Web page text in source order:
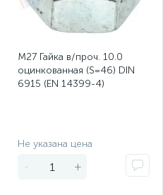
М27 Гайка в/проч. 10.0
оцинкованная (S=46) DIN
6915 (EN 14399-4)
Не указана цена
- +